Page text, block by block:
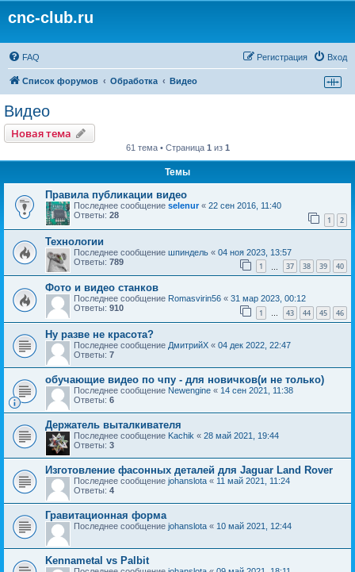
cnc-club.ru
FAQ Вход
Регистрация
Список форумов Обработка Видео
Видео
Новая тема
61 тема • Страница 1 из 1
Темы
Правила публикации видео
Последнее сообщение selenur« 22 сен 2016, 11:40
Ответы: 28 1 2
Технологии
Последнее сообщение шпиндель « 04 ноя 2023, 13:57
Ответы: 789 1 37 38 39 40
Фото и видео станков
Последнее сообщение Romasvirin56 « 31 мар 2023, 00:12
Ответы: 910 1 … 43 44 45 46
Ну разве не красота?
Последнее сообщение ДмитрийХ « 04 дек 2022, 22:47
Ответы: 7
обучающие видео по чпу - для новичков(и не только)
Последнее сообщение Newengine « 14 сен 2021, 11:38
Ответы: 6
Держатель выталкивателя
Последнее сообщение Kachik « 28 май 2021, 19:44
Ответы: 3
Изготовление фасонных деталей для Jaguar Land Rover
Последнее сообщение johanslota « 11 май 2021, 11:24
Ответы: 4
Гравитационная форма
Последнее сообщение johanslota « 10 май 2021, 12:44
Kennametal vs Palbit